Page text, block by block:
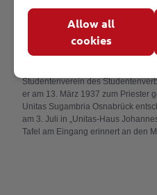
Natruper Straße 4, 49076
Telefon 0541/609 01 78
www.sugambria.com
mail@sugambria.com
Studentenverein des
er am 13. März 1937 zum Priester
Unitas Sugambria Osnabrück
am 3. Juli in „Unitas-Haus
Tafel am Eingang erinnert an den
Allow all
cookies